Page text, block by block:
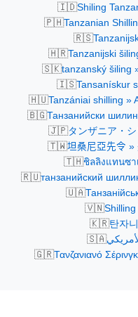
🇮🇩Shiling
🇵🇭Tanzanian
🇷🇸
🇭🇷Tanzanijski
🇸🇰tanzanský šiling
🇮🇸Tansanískur
🇭🇺Tanzániai shilling »
🇧🇬Танзанийски
🇯🇵タンザニア・
🇹🇼坦桑尼亞先令 »
🇹🇭ชิลลิงแทนซา
🇷🇺танзанийский
🇺🇦
🇻🇳
🇰🇷탄자
🇸🇦
🇬🇷Τανζανιανό